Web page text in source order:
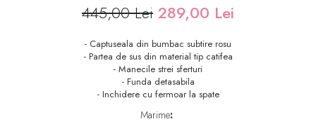
445,00 Lei 289,00 Lei
- Captuseala din bumbac subtire rosu
- Partea de sus din material tip catifea
- Manecile strei sferturi
- Funda detasabila
- Inchidere cu fermoar la spate
Marime: